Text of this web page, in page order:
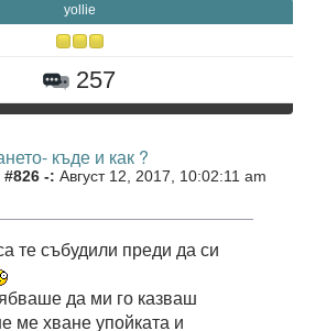
yollie
257
къде и как ?
-: Август 12, 2017, 10:02:11 am
те събудили преди да си
да ми го казваш
ме хване упойката и